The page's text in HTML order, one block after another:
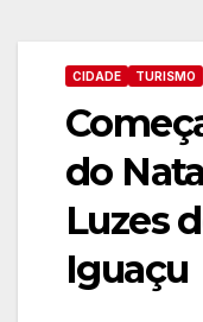
CIDADE TURISMO
do
Luzes
Iguaçu